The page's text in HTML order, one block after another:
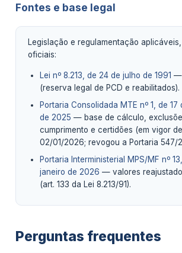
Fontes e base legal
Legislação e regulamentação
oficiais:
Lei nº 8.213, de 24 de julho de 1991 —
(reserva legal de PCD e reabilitados).
Portaria Consolidada MTE nº 1, de
de 2025 — base de cálculo,
cumprimento e certidões (em vigor
02/01/2026; revogou a Portaria 547/
Portaria Interministerial MPS/MF nº
janeiro de 2026 — valores
(art. 133 da Lei 8.213/91).
Perguntas frequentes